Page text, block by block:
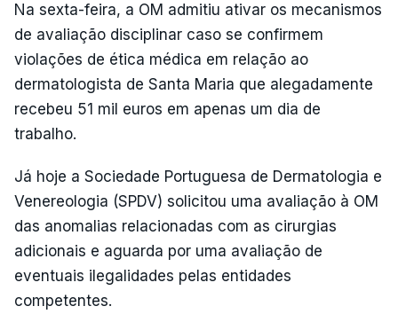
Na sexta-feira, a OM admitiu ativar os mecanismos
de avaliação disciplinar caso se confirmem
violações de ética médica em relação ao
dermatologista de Santa Maria que alegadamente
recebeu 51 mil euros em apenas um dia de
trabalho.
Já hoje a Sociedade Portuguesa de Dermatologia e
Venereologia (SPDV) solicitou uma avaliação à OM
das anomalias relacionadas com as cirurgias
adicionais e aguarda por uma avaliação de
eventuais ilegalidades pelas entidades
competentes.